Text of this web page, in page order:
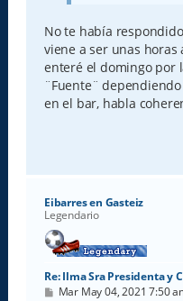
No te había
viene a ser unas
enteré el domingo por
¨Fuente¨
en el bar, habla
Eibarres en Gasteiz
Legendario
Re: Ilma Sra Presidenta y
M
Mar May 04, 2021 7:50